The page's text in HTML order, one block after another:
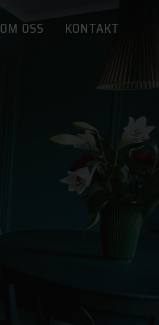
OM OSS KONTAKT